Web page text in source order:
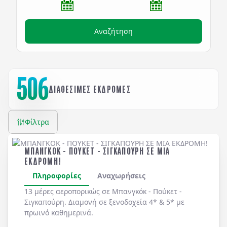
Αναζήτηση
506ΔΙΑΘΕΣΙΜΕΣ ΕΚΔΡΟΜΕΣ
Φίλτρα
ΜΠΑΝΓΚΟΚ - ΠΟΥΚΕΤ - ΣΙΓΚΑΠΟΥΡΗ ΣΕ ΜΙΑ
ΕΚΔΡΟΜΗ!
Πληροφορίες
Αναχωρήσεις
13 μέρες αεροπορικώς σε Μπανγκόκ - Πούκετ -
Σιγκαπούρη. Διαμονή σε ξενοδοχεία 4* & 5* με
πρωινό καθημερινά.